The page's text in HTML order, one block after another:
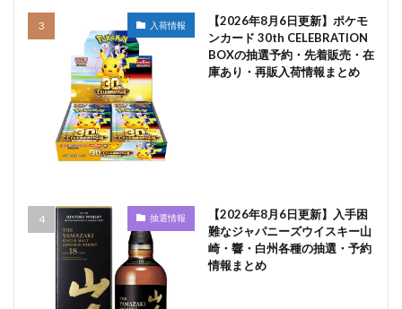
入荷情報
【2026年8月6日更新】ポケモ
ンカード 30th CELEBRATION
BOXの抽選予約・先着販売・在
庫あり・再販入荷情報まとめ
抽選情報
【2026年8月6日更新】入手困
難なジャパニーズウイスキー山
崎・響・白州各種の抽選・予約
情報まとめ